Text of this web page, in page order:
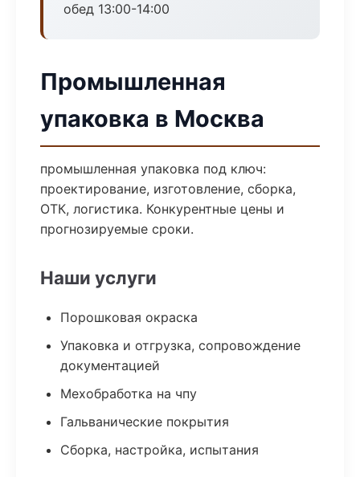
обед 13:00-14:00
Промышленная
упаковка в Москва
промышленная упаковка под ключ:
проектирование, изготовление, сборка,
ОТК, логистика. Конкурентные цены и
прогнозируемые сроки.
Наши услуги
Порошковая окраска
Упаковка и отгрузка, сопровождение
документацией
Мехобработка на чпу
Гальванические покрытия
Сборка, настройка, испытания